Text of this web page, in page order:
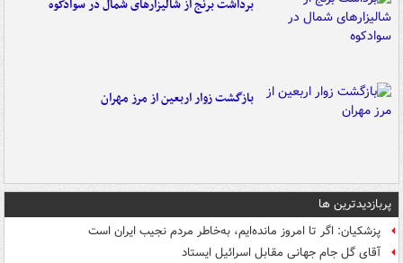
برداشت برنج از شالیزارهای شمال در سوادکوه
بازگشت زوار اربعین از مرز مهران
پربازدیدترین ها
پزشکیان: اگر تا امروز مانده‌ایم، به‌خاطر مردم نجیب ایران است
آقای گل جام جهانی مقابل اسرائیل ایستاد